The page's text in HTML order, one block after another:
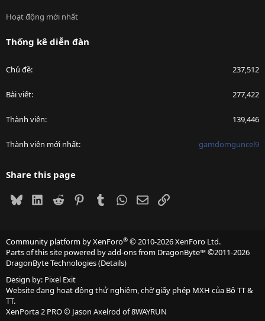
Hoạt động mới nhất
Thống kê diễn đàn
Chủ đề 237,512
Bài viết 277,422
Thành viên 139,446
Thành viên mới nhất gamdomguncel9
Share this page
BlueskyLinkedIn
Reddit PinterestTumblrWhatsApp
EmailLink
Community platform by XenForo® © 2010-2026 XenForo Ltd.
Parts of this site powered byadd-ons from DragonByte™©2011-2026
DragonByte Technologies(Details)
Design by: Pixel Exit
Website đang hoạt động thử nghiệm, chờ giấy phép MXH của Bộ TT &
TT.
XenPorta 2 PRO© Jason Axelrod of8WAYRUN